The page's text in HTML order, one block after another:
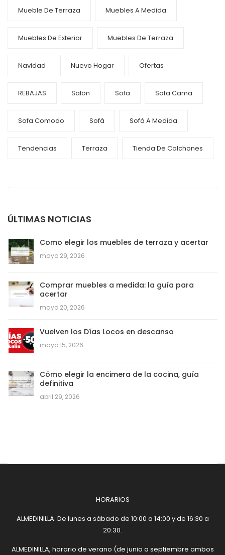
Mueble De Terraza Muebles A Medida
Muebles De Exterior Muebles De Terraza
Navidad Nuevo Hogar Ofertas
REBAJAS Salon Sofa Sofa Cama
Sofa Comodo Sofá Sofá A Medida
Tendencias Terraza Tienda De Colchones
ÚLTIMAS NOTICIAS
Como elegir los muebles de terraza y acertar
mayo 29, 2026
Comprar muebles a medida: la guía para
acertar
mayo 20, 2026
Vuelven los Días Locos en descanso
mayo 15, 2026
Cómo elegir la encimera de la cocina, guía
definitiva
abril 29, 2026
HORARIOS
ALMEDINILLA: De lunes a sábado de 10:00 a 14:00 y de 16:30 a
20:30.
ALMEDINILLA, horario de verano (de junio a septiembre ambos